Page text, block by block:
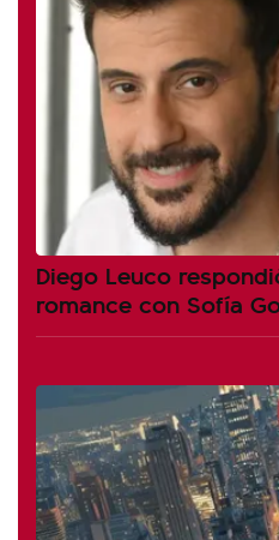
Diego Leuco
romance con Sofía